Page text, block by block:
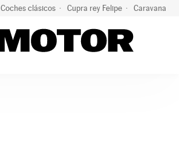
Coches clásicos Cupra rey Felipe Caravana